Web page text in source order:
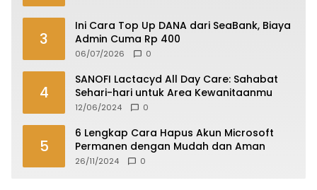
3
Ini Cara Top Up DANA dari SeaBank, Biaya
Admin Cuma Rp 400
06/07/2026 0
4
SANOFI Lactacyd All Day Care: Sahabat
Sehari-hari untuk Area Kewanitaanmu
12/06/2024 0
5
6 Lengkap Cara Hapus Akun Microsoft
Permanen dengan Mudah dan Aman
26/11/2024 0